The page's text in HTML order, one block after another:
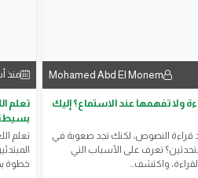
Mohamed Abd El Monem
ولا تفهمها عند الاستماع؟ إليك
قراءة النصوص، لكنك تجد صعوبة في
تعرف على الأسباب التي
واكتشف...
منذ
تعلم
تعلم
خطوة